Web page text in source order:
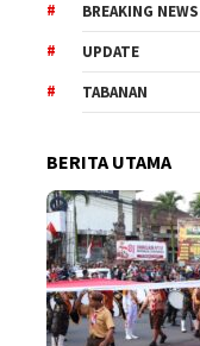
BREAKING NEWS
UPDATE
TABANAN
BERITA UTAMA